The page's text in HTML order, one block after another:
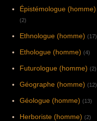
Épistémologue (homme)
(2)
Ethnologue (homme) (17)
Ethologue (homme) (4)
Futurologue (homme) (2)
Géographe (homme) (12)
Géologue (homme) (13)
Herboriste (homme) (2)